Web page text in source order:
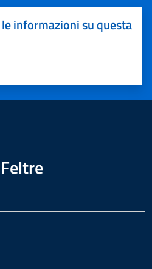
informazioni su questa
su 5
su 5
5